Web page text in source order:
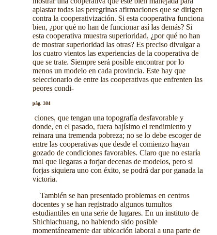
aplastar todas las peregrinas afirmaciones que se dirigen
contra la cooperativización. Si esta cooperativa funciona
bien, ¿por qué no han de funcionar así las demás? Si
esta cooperativa muestra superioridad, ¿por qué no han
de mostrar superioridad las otras? Es preciso divulgar a
los cuatro vientos las experiencias de la cooperativa de
que se trate. Siempre será posible encontrar por lo
menos un modelo en cada provincia. Este hay que
seleccionarlo de entre las cooperativas que enfrenten las
peores condi-
pág. 384
ciones, que tengan una topografía desfavorable y
donde, en el pasado, fuera bajísimo el rendimiento y
reinara una tremenda pobreza; no se lo debe escoger de
entre las cooperativas que desde el comienzo hayan
gozado de condiciones favorables. Claro que no estaría
mal que llegaras a forjar decenas de modelos, pero si
forjas siquiera uno con éxito, se podrá dar por ganada la
victoria.
También se han presentado problemas en centros
docentes y se han registrado algunos tumultos
estudiantiles en una serie de lugares. En un instituto de
Shichiachuang, no habiendo sido posible
momentáneamente dar ubicación laboral a una parte de